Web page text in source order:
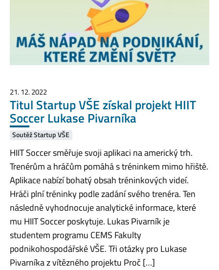
21. 12. 2022
Titul Startup VŠE získal projekt HIIT
Soccer Lukase Pivarníka
Soutěž Startup VŠE
HIIT Soccer směřuje svoji aplikaci na americký trh.
Trenérům a hráčům pomáhá s tréninkem mimo hřiště.
Aplikace nabízí bohatý obsah tréninkových videí.
Hráči plní tréninky podle zadání svého trenéra. Ten
následně vyhodnocuje analytické informace, které
mu HIIT Soccer poskytuje. Lukas Pivarník je
studentem programu CEMS Fakulty
podnikohospodářské VŠE. Tři otázky pro Lukase
Pivarníka z vítězného projektu Proč […]